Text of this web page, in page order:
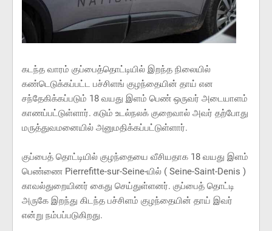
கடந்த வாரம் குப்பைத்தொட்டியில் இறந்த நிலையில்
கண்டெடுக்கப்பட்ட பச்சிளங் குழந்தையின் தாய் என
சந்தேகிக்கப்படும் 18 வயது இளம் பெண் ஒருவர் அடையாளம்
காணப்பட்டுள்ளார். கடும் உடல்நலக் குறைவால் அவர் தற்போது
மருத்துவமனையில் அனுமதிக்கப்பட்டுள்ளார்.
குப்பைத் தொட்டியில் குழந்தையை வீசியதாக 18 வயது இளம்
பெண்ணை Pierrefitte-sur-Seine-யில் ( Seine-Saint-Denis )
காவல்துறையினர் கைது செய்துள்ளனர். குப்பைத் தொட்டி
அருகே இறந்து கிடந்த பச்சிளம் குழந்தையின் தாய் இவர்
என்று நம்பப்படுகிறது.